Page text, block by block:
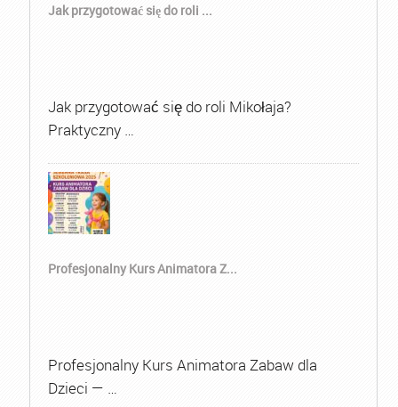
Jak przygotować się do roli ...
Jak przygotować się do roli Mikołaja?
Praktyczny …
Profesjonalny Kurs Animatora Z...
Profesjonalny Kurs Animatora Zabaw dla
Dzieci — …